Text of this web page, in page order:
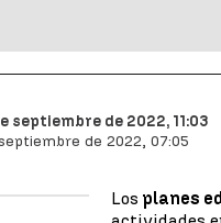
septiembre de 2022, 11:03
de 2022, 07:05
Los planes